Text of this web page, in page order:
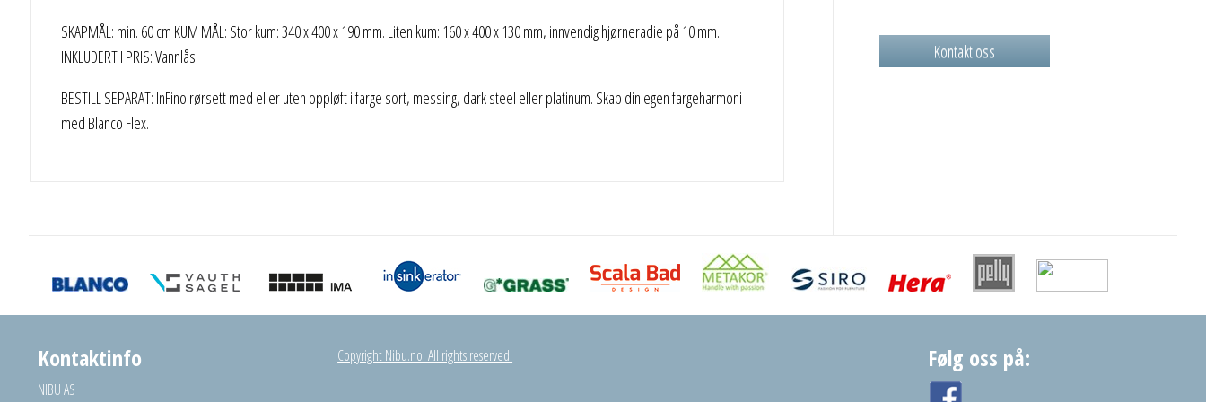
SKAPMÅL: min. 60 cm KUM MÅL: Stor kum: 340 x 400 x 190 mm. Liten kum: 160 x 400 x 130 mm, innvendig hjørneradie på 10 mm.
INKLUDERT I PRIS: Vannlås.
BESTILL SEPARAT: InFino rørsett med eller uten oppløft i farge sort, messing, dark steel eller platinum. Skap din egen fargeharmoni
med Blanco Flex.
Kontakt oss
Kontaktinfo
NIBU AS
Copyright Nibu.no. All rights reserved. Følg oss på: